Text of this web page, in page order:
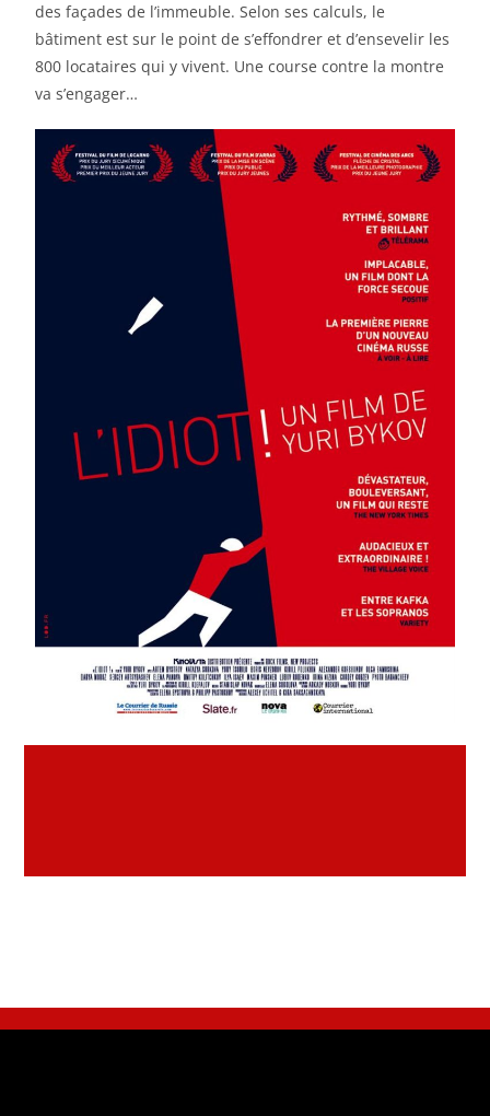
des façades de l’immeuble. Selon ses calculs, le
bâtiment est sur le point de s’effondrer et d’ensevelir les
800 locataires qui y vivent. Une course contre la montre
va s’engager…